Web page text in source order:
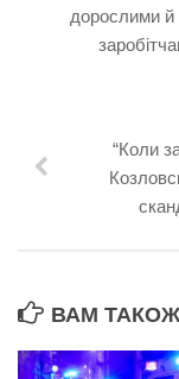
дорослими й
“Коли
ВАМ